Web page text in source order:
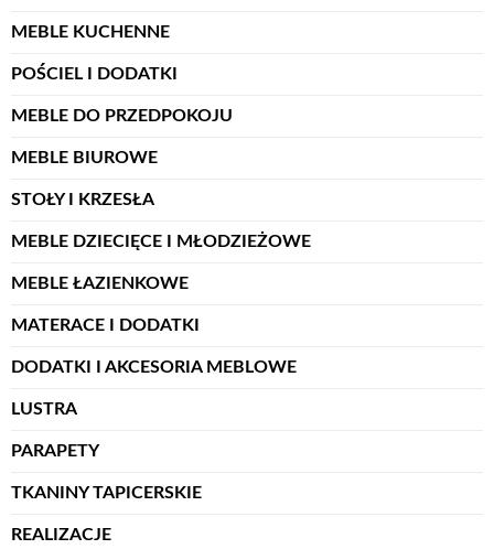
MEBLE KUCHENNE
POŚCIEL I DODATKI
MEBLE DO PRZEDPOKOJU
MEBLE BIUROWE
STOŁY I KRZESŁA
MEBLE DZIECIĘCE I MŁODZIEŻOWE
MEBLE ŁAZIENKOWE
MATERACE I DODATKI
DODATKI I AKCESORIA MEBLOWE
LUSTRA
PARAPETY
TKANINY TAPICERSKIE
REALIZACJE